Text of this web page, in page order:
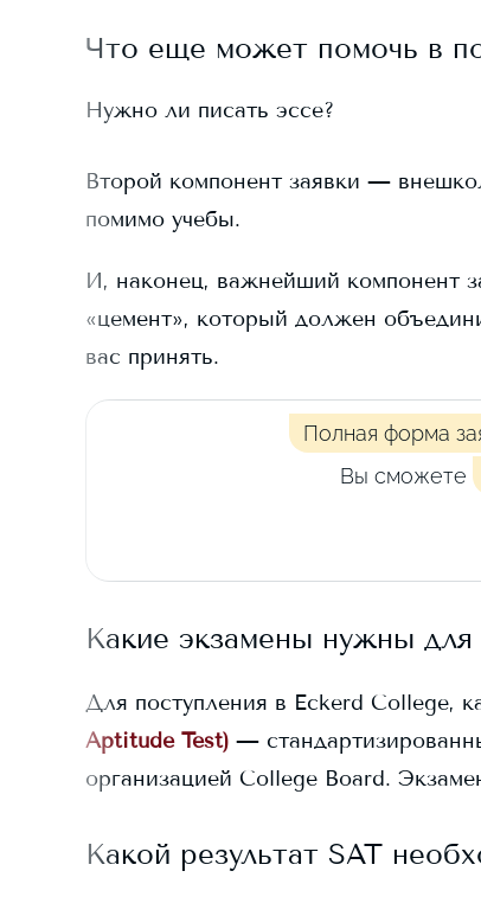
Что еще может помочь в
Нужно ли писать эссе?
Второй компонент заявки —
помимо учебы.
И, наконец, важнейший компонент
«цемент», который должен
вас принять.
Полная форма
Вы сможете
Какие экзамены нужны для
Для поступления в Eckerd College,
Aptitude Test) —
организацией College Board.
Какой результат SAT